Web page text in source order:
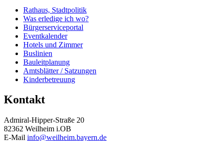
Rathaus, Stadtpolitik
Was erledige ich wo?
Bürgerserviceportal
Eventkalender
Hotels und Zimmer
Buslinien
Bauleitplanung
Amtsblätter / Satzungen
Kinderbetreuung
Kontakt
Admiral-Hipper-Straße 20
82362 Weilheim i.OB
E-Mail info@weilheim.bayern.de